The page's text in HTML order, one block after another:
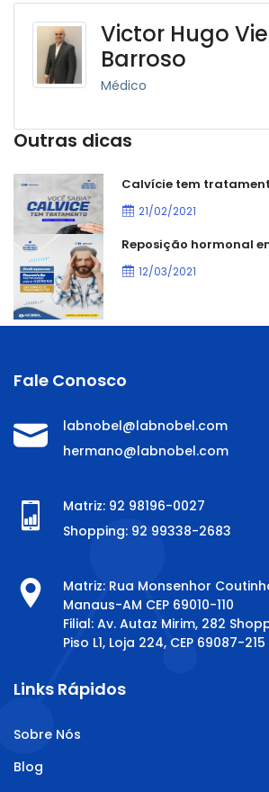
Victor Hugo
Barroso
Médico
Outras dicas
Calvície tem
21/02/2021
Reposição hormonal
12/03/2021
Fale Conosco
labnobel@labnobel.com
hermano@labnobel.com
Matriz: 92 98196-0027
Shopping: 92 99338-2683
Matriz: Rua Monsenhor
Manaus-AM CEP 69010-110
Filial: Av. Autaz Mirim, 282
Piso L1, Loja 224, CEP 69087-
Links Rápidos
Sobre Nós
Blog